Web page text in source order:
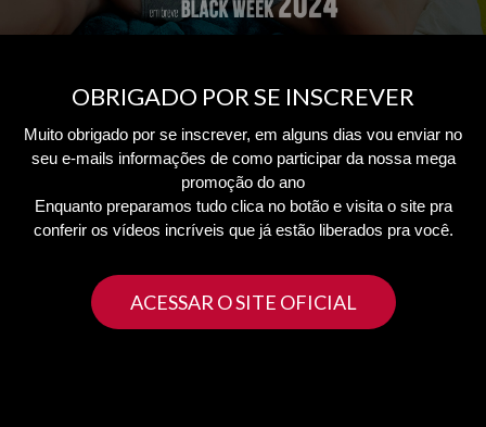
OBRIGADO POR SE INSCREVER
Muito obrigado por se inscrever, em alguns dias vou enviar no
seu e-mails informações de como participar da nossa mega
promoção do ano
Enquanto preparamos tudo clica no botão e visita o site pra
conferir os vídeos incríveis que já estão liberados pra você.
ACESSAR O SITE OFICIAL